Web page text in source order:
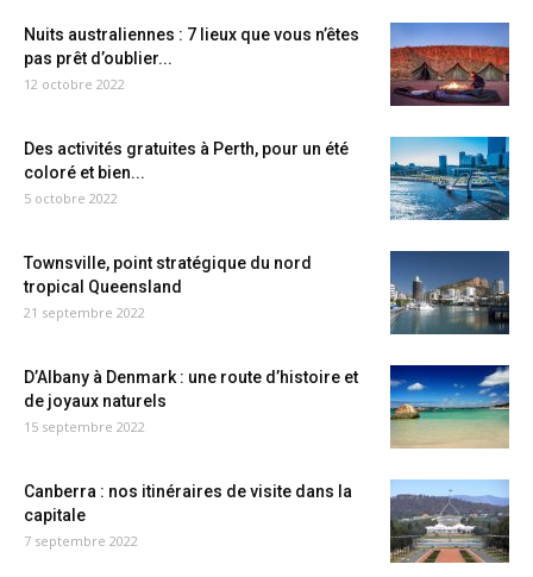
Nuits australiennes : 7 lieux que vous n’êtes
pas prêt d’oublier...
12 octobre 2022
Des activités gratuites à Perth, pour un été
coloré et bien...
5 octobre 2022
Townsville, point stratégique du nord
tropical Queensland
21 septembre 2022
D’Albany à Denmark : une route d’histoire et
de joyaux naturels
15 septembre 2022
Canberra : nos itinéraires de visite dans la
capitale
7 septembre 2022